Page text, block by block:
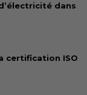
dans
certification ISO